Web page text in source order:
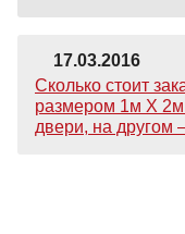
17.03.2016
Сколько стоит
размером 1м Х
двери, на другом